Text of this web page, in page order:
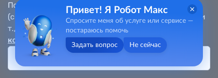
Портал собирает метаданные пользователя
(cookie, местоположение, данные об IP-адресах и
т.д.) в соответствии сПолитикой
конфиденциальности.
Привет! Я Робот Макс
Спросите меня об услуге или сервисе —
постараюсь помочь
Задать вопрос Не сейчас